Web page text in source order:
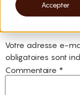
Accepter
Laisser
Votre adresse e-
obligatoires sont
Commentaire *